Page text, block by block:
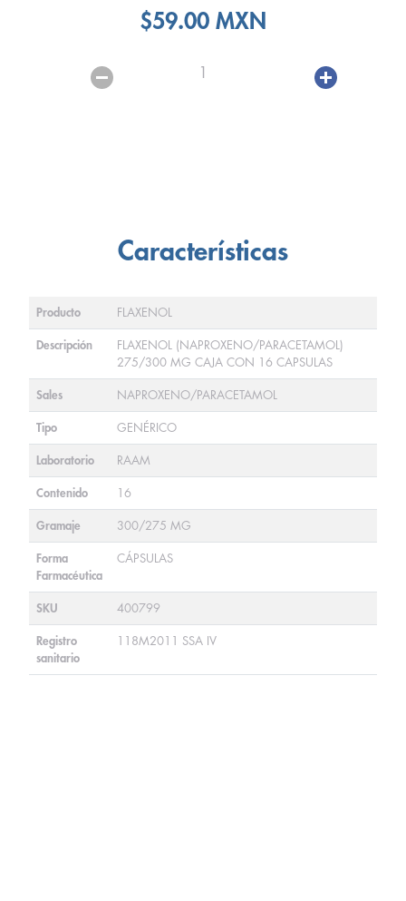
$59.00 MXN
1
Características
Producto FLAXENOL
Descripción
FLAXENOL (NAPROXENO/PARACETAMOL)
275/300 MG CAJA CON 16 CAPSULAS
Sales NAPROXENO/PARACETAMOL
Tipo GENÉRICO
Laboratorio RAAM
Contenido 16
Gramaje 300/275 MG
Forma
Farmacéutica
CÁPSULAS
SKU 400799
Registro
sanitario
118M2011 SSA IV